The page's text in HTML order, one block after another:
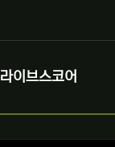
라이브스코어